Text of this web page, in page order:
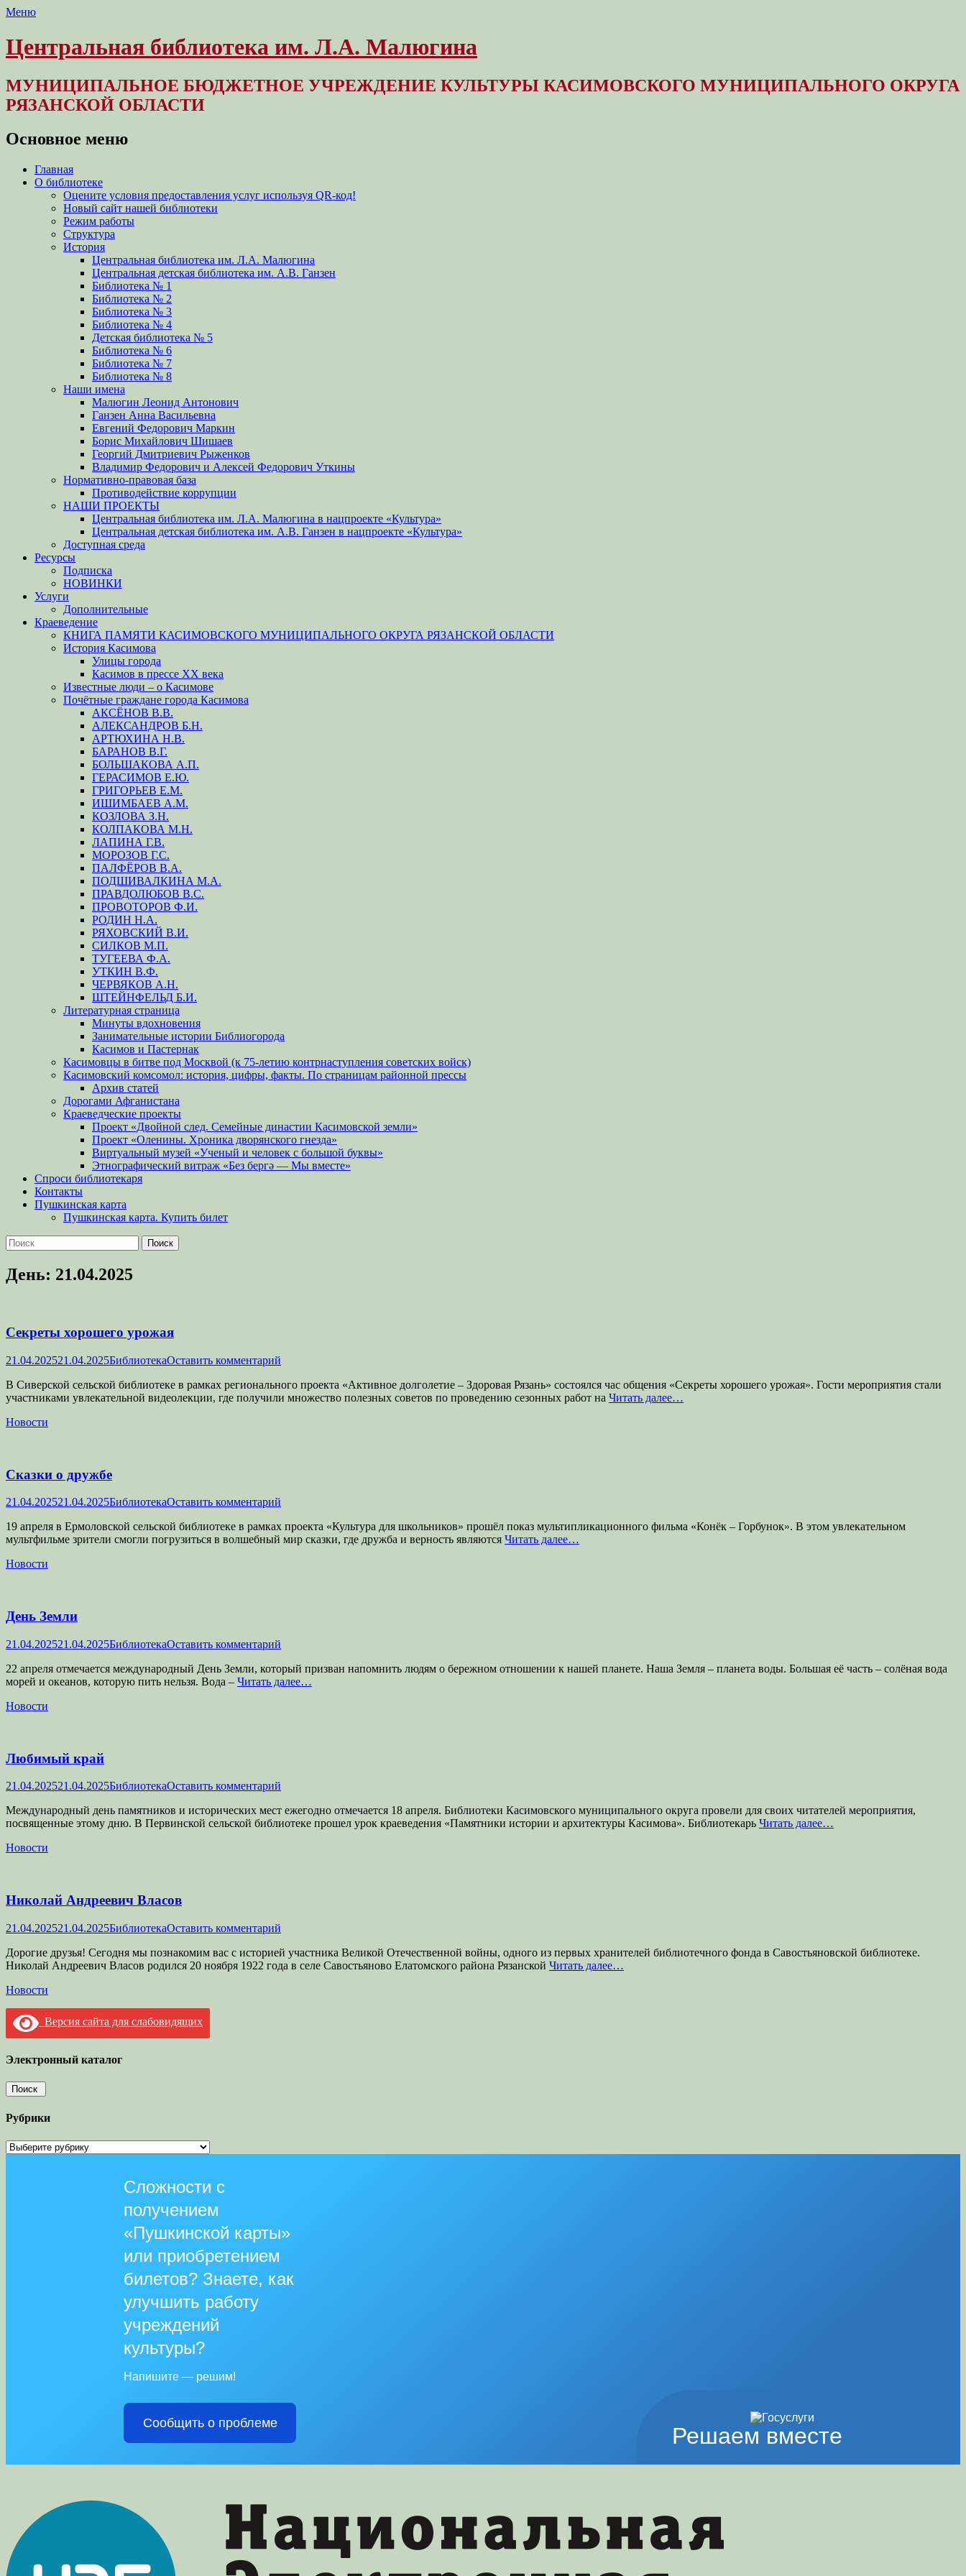
Меню
Центральная библиотека им. Л.А. Малюгина
МУНИЦИПАЛЬНОЕ БЮДЖЕТНОЕ УЧРЕЖДЕНИЕ КУЛЬТУРЫ КАСИМОВСКОГО МУНИЦИПАЛЬНОГО ОКРУГА
РЯЗАНСКОЙ ОБЛАСТИ
Основное меню
Перейти
содержимому
Главная
О библиотеке
Оцените условия предоставления услуг используя QR-код!
Новый сайт нашей библиотеки
Режим работы
Структура
История
Центральная библиотека им. Л.А. Малюгина
Центральная детская библиотека им. А.В. Ганзен
Библиотека № 1
Библиотека № 2
Библиотека № 3
Библиотека № 4
Детская библиотека № 5
Библиотека № 6
Библиотека № 7
Библиотека № 8
Наши имена
Малюгин Леонид Антонович
Ганзен Анна Васильевна
Евгений Федорович Маркин
Борис Михайлович Шишаев
Георгий Дмитриевич Рыженков
Владимир Федорович и Алексей Федорович Уткины
Нормативно-правовая база
Противодействие коррупции
НАШИ ПРОЕКТЫ
Центральная библиотека им. Л.А. Малюгина в нацпроекте «Культура»
Центральная детская библиотека им. А.В. Ганзен в нацпроекте «Культура»
Доступная среда
Ресурсы
Подписка
НОВИНКИ
Услуги
Дополнительные
Краеведение
КНИГА ПАМЯТИ КАСИМОВСКОГО МУНИЦИПАЛЬНОГО ОКРУГА РЯЗАНСКОЙ ОБЛАСТИ
История Касимова
Улицы города
Касимов в прессе XX века
Известные люди – о Касимове
Почётные граждане города Касимова
АКСЁНОВ В.В.
АЛЕКСАНДРОВ Б.Н.
АРТЮХИНА Н.В.
БАРАНОВ В.Г.
БОЛЬШАКОВА А.П.
ГЕРАСИМОВ Е.Ю.
ГРИГОРЬЕВ Е.М.
ИШИМБАЕВ А.М.
КОЗЛОВА З.Н.
КОЛПАКОВА М.Н.
ЛАПИНА Г.В.
МОРОЗОВ Г.С.
ПАЛФЁРОВ В.А.
ПОДШИВАЛКИНА М.А.
ПРАВДОЛЮБОВ В.С.
ПРОВОТОРОВ Ф.И.
РОДИН Н.А.
РЯХОВСКИЙ В.И.
СИЛКОВ М.П.
ТУГЕЕВА Ф.А.
УТКИН В.Ф.
ЧЕРВЯКОВ А.Н.
ШТЕЙНФЕЛЬД Б.И.
Литературная страница
Минуты вдохновения
Занимательные истории Библиогорода
Касимов и Пастернак
Касимовцы в битве под Москвой (к 75-летию контрнаступления советских войск)
Касимовский комсомол: история, цифры, факты. По страницам районной прессы
Архив статей
Дорогами Афганистана
Краеведческие проекты
Проект «Двойной след. Семейные династии Касимовской земли»
Проект «Оленины. Хроника дворянского гнезда»
Виртуальный музей «Ученый и человек с большой буквы»
Этнографический витраж «Без бергə — Мы вместе»
Спроси библиотекаря
Контакты
Пушкинская карта
Пушкинская карта. Купить билет
Поиск
Найти:
День: 21.04.2025
Секреты хорошего урожая
Опубликовано
21.04.202521.04.2025Автор
БиблиотекаОставить комментарий
В Сиверской сельской библиотеке в рамках регионального проекта «Активное долголетие – Здоровая Рязань» состоялся час общения «Секреты хорошего урожая». Гости мероприятия стали
участниками увлекательной видеолекции, где получили множество полезных советов по проведению сезонных работ на Читать далее…
Категории
Новости
Сказки о дружбе
Опубликовано
21.04.202521.04.2025Автор
БиблиотекаОставить комментарий
19 апреля в Ермоловской сельской библиотеке в рамках проекта «Культура для школьников» прошёл показ мультипликационного фильма «Конёк – Горбунок». В этом увлекательном
мультфильме зрители смогли погрузиться в волшебный мир сказки, где дружба и верность являются Читать далее…
Категории
Новости
День Земли
Опубликовано
21.04.202521.04.2025Автор
БиблиотекаОставить комментарий
22 апреля отмечается международный День Земли, который призван напомнить людям о бережном отношении к нашей планете. Наша Земля – планета воды. Большая её часть – солёная вода
морей и океанов, которую пить нельзя. Вода – Читать далее…
Категории
Новости
Любимый край
Опубликовано
21.04.202521.04.2025Автор
БиблиотекаОставить комментарий
Международный день памятников и исторических мест ежегодно отмечается 18 апреля. Библиотеки Касимовского муниципального округа провели для своих читателей мероприятия,
посвященные этому дню. В Первинской сельской библиотеке прошел урок краеведения «Памятники истории и архитектуры Касимова». Библиотекарь Читать далее…
Категории
Новости
Николай Андреевич Власов
Опубликовано
21.04.202521.04.2025Автор
БиблиотекаОставить комментарий
Дорогие друзья! Сегодня мы познакомим вас с историей участника Великой Отечественной войны, одного из первых хранителей библиотечного фонда в Савостьяновской библиотеке.
Николай Андреевич Власов родился 20 ноября 1922 года в селе Савостьяново Елатомского района Рязанской Читать далее…
Категории
Новости
Версия сайта для слабовидящих
Электронный каталог
Рубрики
Рубрики
Решаем вместе
Сложности с
получением
«Пушкинской карты»
или приобретением
билетов? Знаете, как
улучшить работу
учреждений
культуры?
Напишите — решим!
Сообщить о проблеме